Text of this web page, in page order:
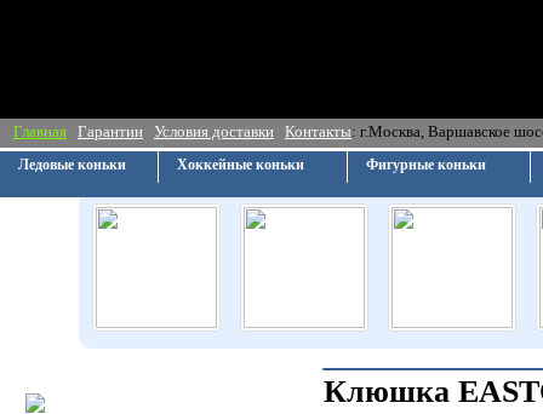
Главная Гарантии Условия доставки Контакты: г.Москва,
Ледовые коньки Хоккейные коньки Фигурные коньки
Клюшка